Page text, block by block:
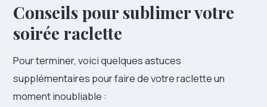
Conseils pour sublimer votre
soirée raclette
Pour terminer, voici quelques astuces
supplémentaires pour faire de votre raclette un
moment inoubliable :